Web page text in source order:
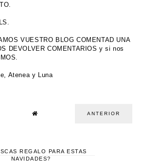
VUESTRO BLOG COMENTAD UNA
DEVOLVER COMENTARIOS y si nos
Atenea y Luna
ANTERIOR
REGALO PARA ESTAS
NAVIDADES?